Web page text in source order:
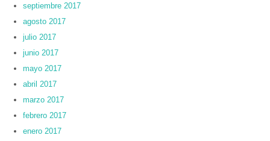
septiembre 2017
agosto 2017
julio 2017
junio 2017
mayo 2017
abril 2017
marzo 2017
febrero 2017
enero 2017